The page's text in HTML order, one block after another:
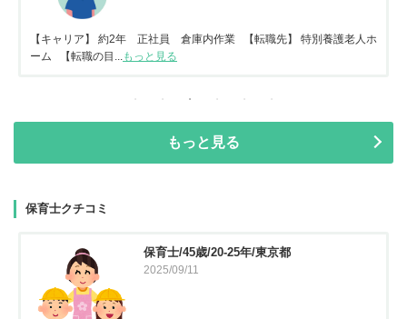
【キャリア】 約2年 正社員 倉庫内作業 【転職先】 特別養護老人ホ
ーム 【転職の目...
もっと見る
もっと見る
保育士クチコミ
保育士/45歳/20-25年/東京都
2025/09/11